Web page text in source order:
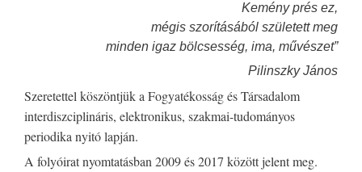
Kemény prés ez,
mégis szorításából született meg
minden igaz bölcsesség, ima, művészet”
Pilinszky János
Szeretettel köszöntjük a Fogyatékosság és Társadalom
interdiszciplináris, elektronikus, szakmai-tudományos
periodika nyitó lapján.
A folyóirat nyomtatásban 2009 és 2017 között jelent meg.